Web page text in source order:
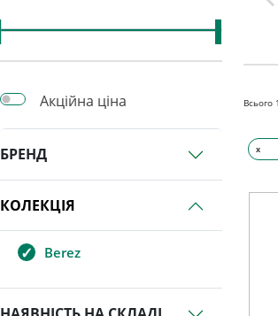
Акційна ціна
БРЕНД
КОЛЕКЦІЯ
Berez
склом
Всього
x